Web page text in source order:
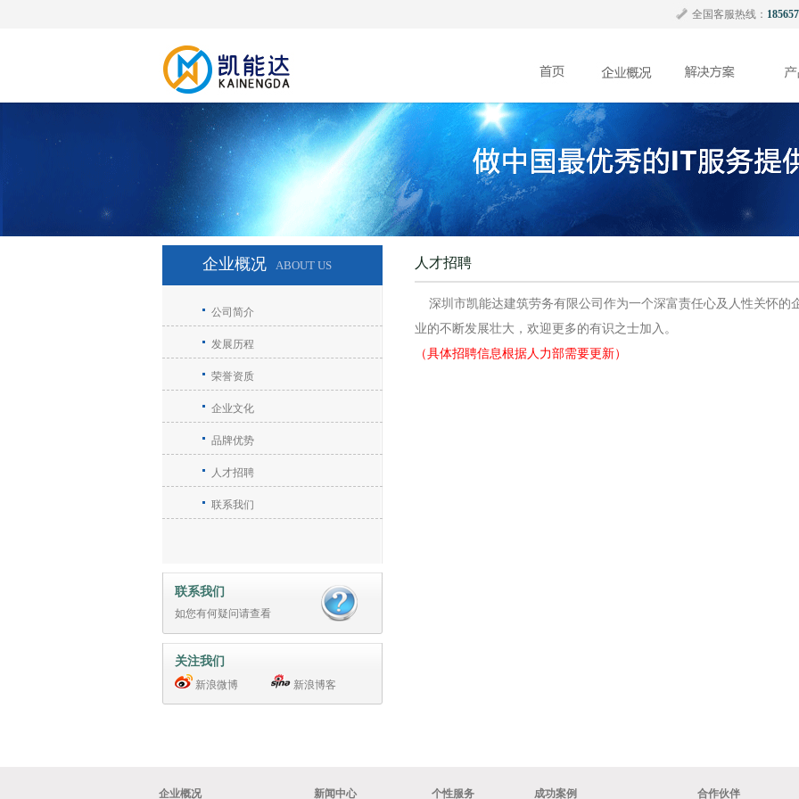
全国客服热线：
企业概况 ABOUT US
公司简介
发展历程
荣誉资质
企业文化
品牌优势
人才招聘
联系我们
联系我们
如您有何疑问请查看
关注我们
新浪微博 新浪博客
人才招聘
深圳市凯能达建筑劳务有限公司作为一个深富责任心及人性关怀的
业的不断发展壮大，欢迎更多的有识之士加入。
（具体招聘信息根据人力部需要更新）
企业概况 新闻中心 个性服务 成功案例 合作伙伴